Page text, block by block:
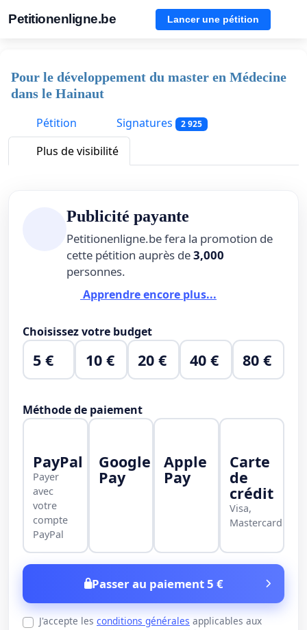
Petitionenligne.be Lancer une pétition
Pour le développement du master en Médecine
dans le Hainaut
Pétition
Signatures 2 925
Plus de visibilité
Publicité payante
Petitionenligne.be fera la promotion de
cette pétition auprès de3,000
personnes.
Apprendre encore plus...
Choisissez votre budget
5 € 10 € 20 € 40 € 80 €
Méthode de paiement
PayPal
Payer
avec
votre
compte
PayPal
Google
Pay
Apple
Pay
Carte
de
crédit
Visa,
Mastercard
Passer au paiement 5 €
J'accepte les conditions générales applicables aux